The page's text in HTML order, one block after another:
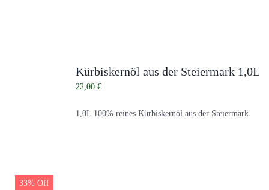
Kürbiskernöl aus der Steiermark 1,0L
22,00 €
1,0L 100% reines Kürbiskernöl aus der Steiermark
33% Off